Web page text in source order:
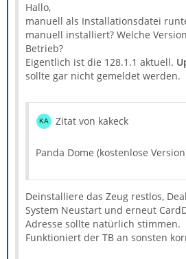
Hallo,
manuell als Installationsdatei
manuell installiert? Welche
Betrieb?
Eigentlich ist die 128.1.1 aktuell.
sollte gar nicht gemeldet werden.
Zitat von kakeck
Panda Dome (kostenlose
Deinstalliere das Zeug restlos,
System Neustart und erneut
Adresse sollte natürlich stimmen.
Funktioniert der TB an sonsten